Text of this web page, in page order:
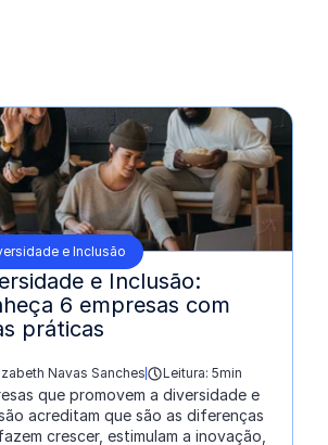
e Inclusão
e Inclusão:
6 empresas com
práticas
por: Navas Sanches Leitura: 5min
que promovem a diversidade e
acreditam que são as diferenças
crescer, estimulam a inovação,